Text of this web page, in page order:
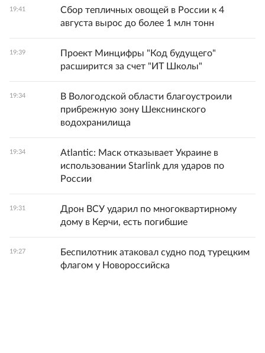
19:41
Сбор тепличных овощей в России к 4
августа вырос до более 1 млн тонн
19:39
Проект Минцифры "Код будущего"
расширится за счет "ИТ Школы"
19:34
В Вологодской области благоустроили
прибрежную зону Шекснинского
водохранилища
19:34
Atlantic: Маск отказывает Украине в
использовании Starlink для ударов по
России
19:31
Дрон ВСУ ударил по многоквартирному
дому в Керчи, есть погибшие
19:27
Беспилотник атаковал судно под турецким
флагом у Новороссийска